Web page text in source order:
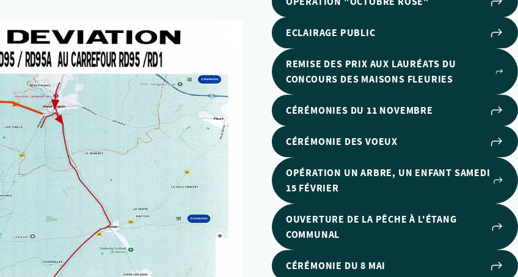
ECLAIRAGE PUBLIC
REMISE DES PRIX AUX LAURÉATS DU
CONCOURS DES MAISONS FLEURIES
CÉRÉMONIES DU 11 NOVEMBRE
CÉRÉMONIE DES VOEUX
OPÉRATION UN ARBRE, UN ENFANT SAMEDI
15 FÉVRIER
OUVERTURE DE LA PÊCHE À L'ÉTANG
COMMUNAL
CÉRÉMONIE DU 8 MAI